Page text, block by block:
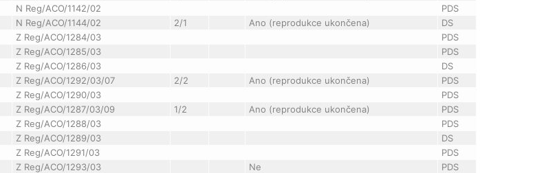
N Reg/ACO/1142/02
PDS
N Reg/ACO/1144/02 2/1 Ano (reprodukce ukončena)
DS
Z Reg/ACO/1284/03
PDS
Z Reg/ACO/1285/03
PDS
Z Reg/ACO/1286/03
DS
Z Reg/ACO/1292/03/07 2/2 Ano (reprodukce ukončena)
PDS
Z Reg/ACO/1290/03
PDS
Z Reg/ACO/1287/03/09 1/2 Ano (reprodukce ukončena)
PDS
Z Reg/ACO/1288/03
PDS
Z Reg/ACO/1289/03
DS
Z Reg/ACO/1291/03
PDS
Z Reg/ACO/1293/03 Ne PDS